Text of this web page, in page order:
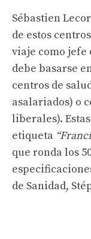
Sébastien
de estos
viaje como
debe basarse
centros de
asalariados) o
liberales).
etiqueta
que ronda los
de Sanidad,